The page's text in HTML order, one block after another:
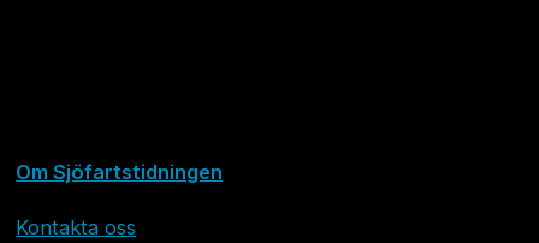
Om Sjöfartstidningen
Kontakta oss